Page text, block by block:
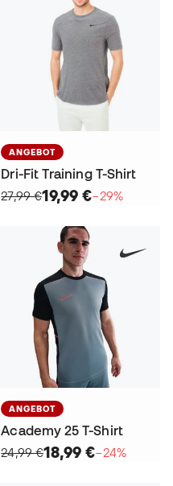
ANGEBOT
Dri-Fit Training T-Shirt
27,99 €19,99 €−29%
ANGEBOT
Academy 25 T-Shirt
24,99 €18,99 €−24%